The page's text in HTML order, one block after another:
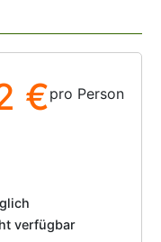
€pro Person
verfügbar